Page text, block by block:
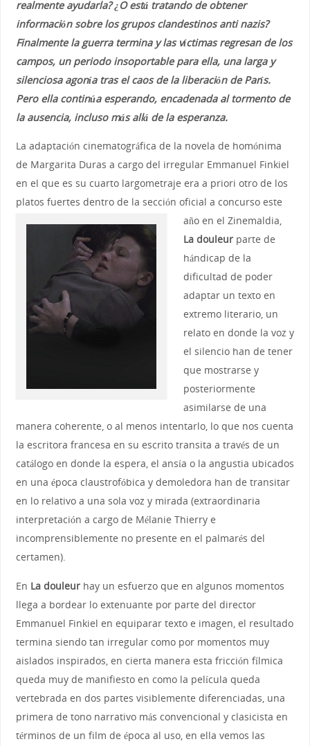
realmente ayudarla? ¿O está tratando de obtener
información sobre los grupos clandestinos anti nazis?
Finalmente la guerra termina y las víctimas regresan de los
campos, un periodo insoportable para ella, una larga y
silenciosa agonía tras el caos de la liberación de París.
Pero ella continúa esperando, encadenada al tormento de
la ausencia, incluso más allá de la esperanza.
La adaptación cinematográfica de la novela de homónima
de Margarita Duras a cargo del irregular Emmanuel Finkiel
en el que es su cuarto largometraje era a priori otro de los
platos fuertes dentro de la sección oficial a concurso este
año en el Zinemaldia,
La douleurparte de
hándicap de la
dificultad de poder
adaptar un texto en
extremo literario, un
relato en donde la voz y
el silencio han de tener
que mostrarse y
posteriormente
asimilarse de una
manera coherente, o al menos intentarlo, lo que nos cuenta
la escritora francesa en su escrito transita a través de un
catálogo en donde la espera, el ansía o la angustia ubicados
en una época claustrofóbica y demoledora han de transitar
en lo relativo a una sola voz y mirada (extraordinaria
interpretación a cargo de Mélanie Thierry e
incomprensiblemente no presente en el palmarés del
certamen).
En La douleurhay un esfuerzo que en algunos momentos
llega a bordear lo extenuante por parte del director
Emmanuel Finkiel en equiparar texto e imagen, el resultado
termina siendo tan irregular como por momentos muy
aislados inspirados, en cierta manera esta fricción fílmica
queda muy de manifiesto en como la película queda
vertebrada en dos partes visiblemente diferenciadas, una
primera de tono narrativo más convencional y clasicista en
términos de un film de época al uso, en ella vemos las